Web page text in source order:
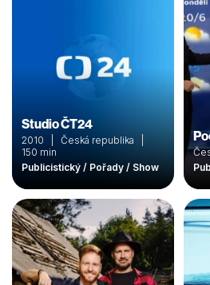
Studio ČT24
2010 | Česká republika |
150 min
Publicistický / Pořady / Show